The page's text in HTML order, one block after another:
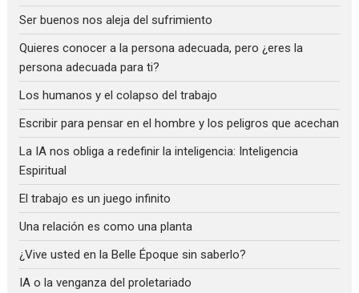
Ser buenos nos aleja del sufrimiento
Quieres conocer a la persona adecuada, pero ¿eres la
persona adecuada para ti?
Los humanos y el colapso del trabajo
Escribir para pensar en el hombre y los peligros que acechan
La IA nos obliga a redefinir la inteligencia: Inteligencia
Espiritual
El trabajo es un juego infinito
Una relación es como una planta
¿Vive usted en la Belle Époque sin saberlo?
IA o la venganza del proletariado